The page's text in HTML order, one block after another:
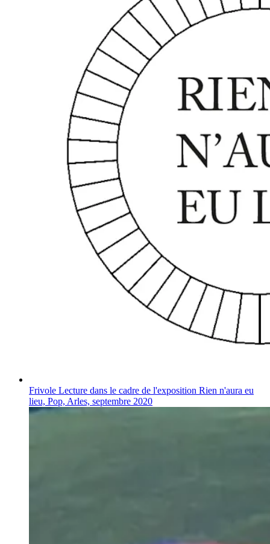
Frivole Lecture dans le cadre de l'exposition Rien n'aura eu
lieu, Pop, Arles, septembre 2020